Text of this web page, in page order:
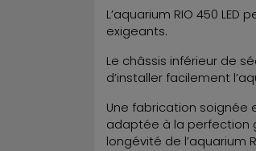
L’aquarium RIO 450
exigeants.
Le châssis inférieur de
d’installer facilement
Une fabrication soignée
adaptée à la perfection
longévité de l’aquarium